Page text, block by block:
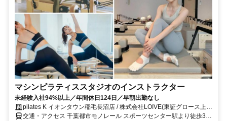
マシンピラティススタジオのインストラクター
未経験入社94%以上／年間休日124日／早朝出勤なし
pilates K イオンタウン稲毛長沼店 / 株式会社LOIVE(東証グロース上
場)
交通・アクセス 千葉都市モノレール スポーツセンター駅より徒歩31